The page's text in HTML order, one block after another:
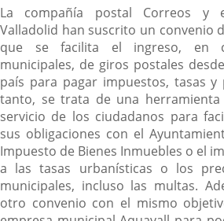
Descripción
La compañía postal Correos y
Valladolid han suscrito un convenio
que se facilita el ingreso, en
municipales, de giros postales
país para pagar impuestos, tasas
tanto, se trata de una
servicio de los ciudadanos para
sus obligaciones con el
Impuesto de Bienes Inmuebles o el
a las tasas urbanísticas o los
municipales, incluso las multas.
otro convenio con el mismo